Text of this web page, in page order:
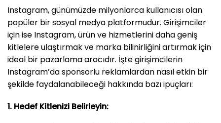
Instagram, günümüzde milyonlarca kullanıcısı olan
popüler bir sosyal medya platformudur. Girişimciler
için ise Instagram, ürün ve hizmetlerini daha geniş
kitlelere ulaştırmak ve marka bilinirliğini artırmak için
ideal bir pazarlama aracıdır. İşte girişimcilerin
Instagram’da sponsorlu reklamlardan nasıl etkin bir
şekilde faydalanabileceği hakkında bazı ipuçları:
1. Hedef Kitlenizi Belirleyin: